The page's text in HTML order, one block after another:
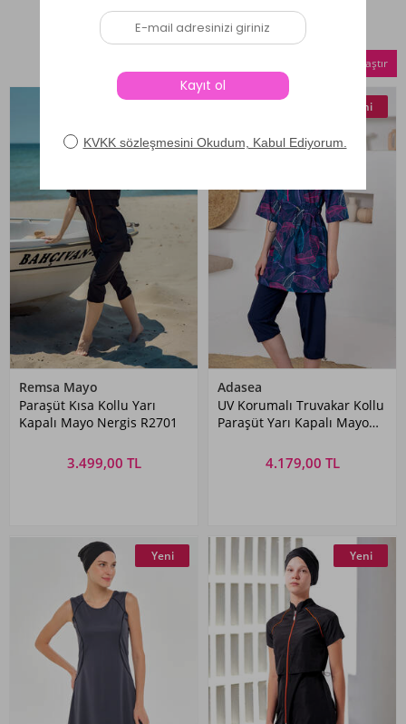
Benzer Ürünler
Seçilenleri Karşılaştır
Remsa Mayo
Paraşüt Kısa Kollu Yarı
Kapalı Mayo Nergis R2701
3.499,00 TL
Yeni
Adasea
UV Korumalı Truvakar Kollu
Paraşüt Yarı Kapalı Mayo
4.179,00 TL
Yeni Yeni